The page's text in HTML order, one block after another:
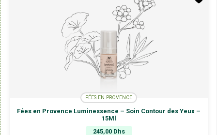
FÉES EN PROVENCE
Fées en Provence Luminessence – Soin Contour des Yeux –
15Ml
245,00 Dhs